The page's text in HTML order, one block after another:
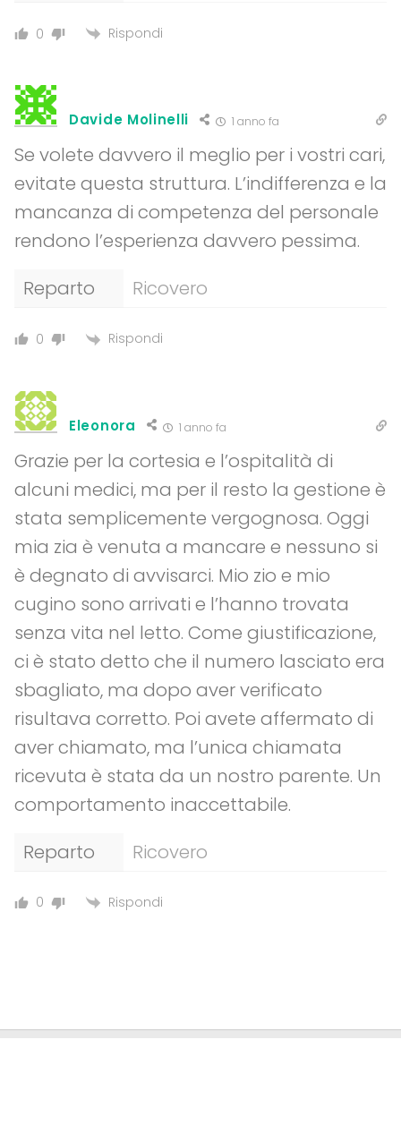
0 Rispondi
Davide Molinelli 1 anno fa
Se volete davvero il meglio per i vostri cari,
evitate questa struttura. L’indifferenza e la
mancanza di competenza del personale
rendono l’esperienza davvero pessima.
Reparto
Ricovero
0 Rispondi
Eleonora 1 anno fa
Grazie per la cortesia e l’ospitalità di
alcuni medici, ma per il resto la gestione è
stata semplicemente vergognosa. Oggi
mia zia è venuta a mancare e nessuno si
è degnato di avvisarci. Mio zio e mio
cugino sono arrivati e l’hanno trovata
senza vita nel letto. Come giustificazione,
ci è stato detto che il numero lasciato era
sbagliato, ma dopo aver verificato
risultava corretto. Poi avete affermato di
aver chiamato, ma l’unica chiamata
ricevuta è stata da un nostro parente. Un
comportamento inaccettabile.
Reparto
Ricovero
0 Rispondi